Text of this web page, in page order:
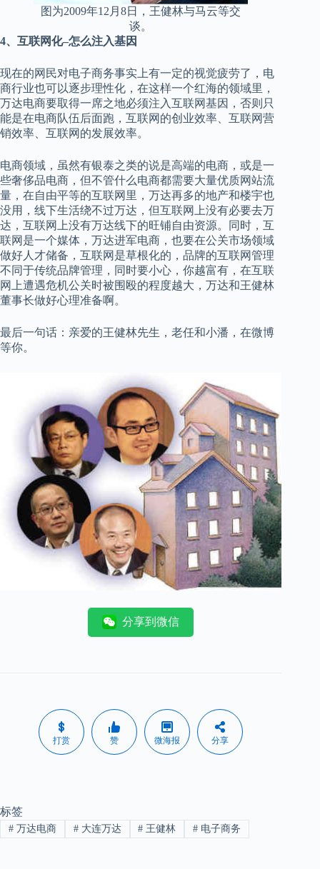
图为2009年12月8日，王健林与马云等交
谈。
4、互联网化–怎么注入基因
现在的网民对电子商务事实上有一定的视觉疲劳了，电
商行业也可以逐步理性化，在这样一个红海的领域里，
万达电商要取得一席之地必须注入互联网基因，否则只
能是在电商队伍后面跑，互联网的创业效率、互联网营
销效率、互联网的发展效率。
电商领域，虽然有银泰之类的说是高端的电商，或是一
些奢侈品电商，但不管什么电商都需要大量优质网站流
量，在自由平等的互联网里，万达再多的地产和楼宇也
没用，线下生活绕不过万达，但互联网上没有必要去万
达，互联网上没有万达线下的旺铺自由资源。同时，互
联网是一个媒体，万达进军电商，也要在公关市场领域
做好人才储备，互联网是草根化的，品牌的互联网管理
不同于传统品牌管理，同时要小心，你越富有，在互联
网上遭遇危机公关时被围殴的程度越大，万达和王健林
董事长做好心理准备啊。
最后一句话：亲爱的王健林先生，老任和小潘，在微博
等你。
分享到微信
打赏 赞 微海报 分享
标签
#万达电商 #大连万达 # 王健林 # 电子商务